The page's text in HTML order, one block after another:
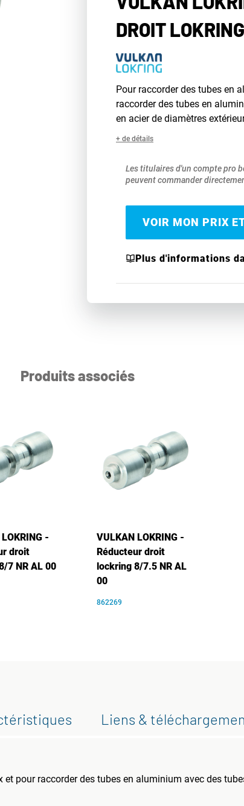
DROIT
Pour raccorder des tubes en
raccorder des tubes en
en acier de diamètres
+ de détails
Les titulaires d'un compte pro
peuvent commander
VOIR MON PRIX
Plus d'informations
Produits associés
-
droit
7 NR AL 00
VULKAN LOKRING -
Réducteur droit
lockring 8/7.5 NR AL
00
862269
Liens &
pour raccorder des tubes en aluminium avec des